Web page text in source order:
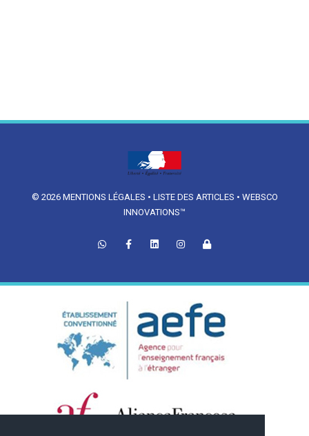
© 2026 MENTIONS LÉGALES • LISTE DES ARTICLES • WEBSCO
INNOVATIONS™